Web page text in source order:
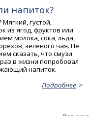
напиток?
густой,
из ягод, фруктов или
молока, сока, льда,
зелёного чая. Не
сказать, что смузи
в жизни попробовал
напиток.
Подробнее